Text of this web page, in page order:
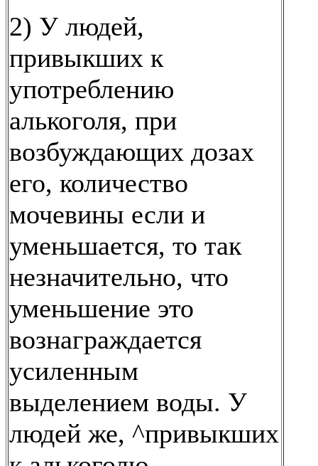
2) У людей,
привыкших к
употреблению
алькоголя, при
возбуждающих дозах
его, количество
мочевины если и
уменьшается, то так
незначительно, что
уменьшение это
вознаграждается
усиленным
выделением воды. У
людей же, ^привыкших